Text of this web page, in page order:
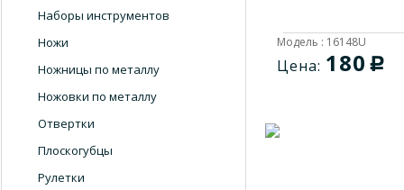
Наборы инструментов
Ножи
Ножницы по металлу
Ножовки по металлу
Отвертки
Плоскогубцы
Рулетки
Цена: 180 c
Модель : 16148U